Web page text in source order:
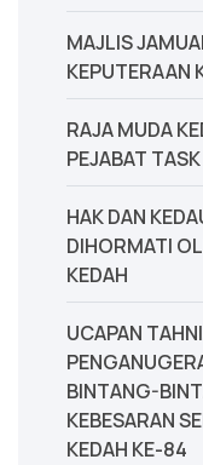
MAJLIS
KEPUTERAAN
‎RAJA MUDA
PEJABAT TASK
‎HAK DAN
DIHORMATI
KEDAH
UCAPAN
BINTANG-
KEBESARAN
KEDAH KE-84